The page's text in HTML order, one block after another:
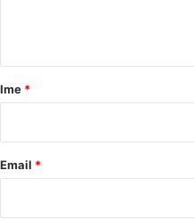
rIme *
Email *